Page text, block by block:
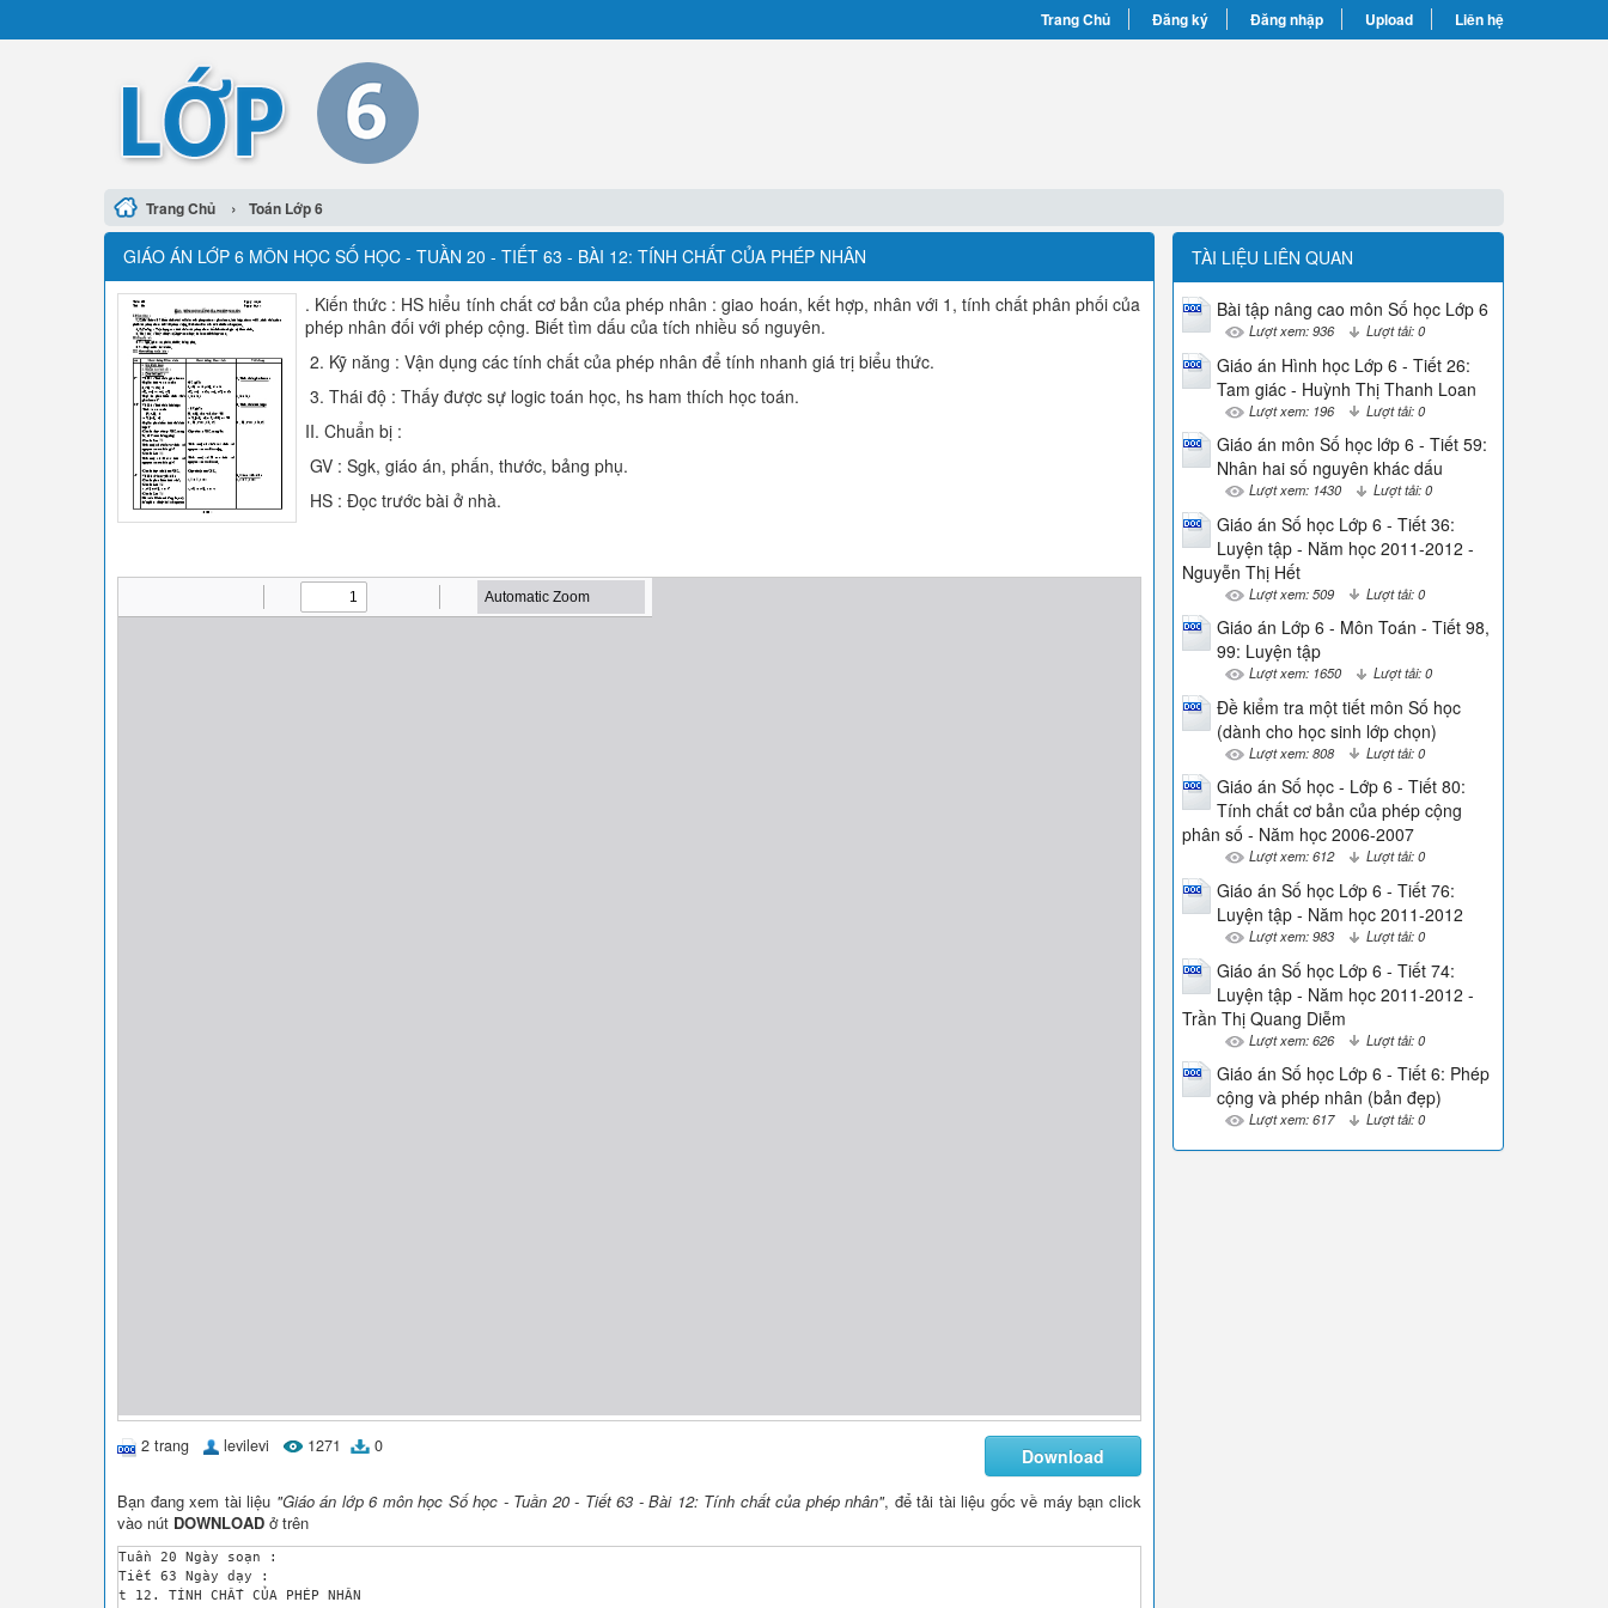
Trang Chủ Đăng ký Đăng nhập Upload Liên hệ
Trang Chủ › Toán Lớp 6
GIÁO ÁN LỚP 6 MÔN HỌC SỐ HỌC - TUẦN 20 - TIẾT 63 - BÀI 12: TÍNH CHẤT CỦA PHÉP NHÂN
. Kiến thức : HS hiểu tính chất cơ bản của phép nhân : giao hoán, kết hợp, nhân với 1, tính chất phân phối của
phép nhân đối với phép cộng. Biết tìm dấu của tích nhiều số nguyên.
2. Kỹ năng : Vận dụng các tính chất của phép nhân để tính nhanh giá trị biểu thức.
3. Thái độ : Thấy được sự logic toán học, hs ham thích học toán.
II. Chuẩn bị :
GV : Sgk, giáo án, phấn, thước, bảng phụ.
HS : Đọc trước bài ở nhà.
2 trang levilevi 1271 0 Download
Bạn đang xem tài liệu "Giáo án lớp 6 môn học Số học - Tuần 20 - Tiết 63 - Bài 12: Tính chất của phép nhân", để tải tài liệu gốc về máy bạn click
vào nút DOWNLOAD ở trên
Tuần 20	Ngày soạn :
Tiết 63	Ngày dạy :
t 12. TÍNH CHẤT CỦA PHÉP NHÂN
TÀI LIỆU LIÊN QUAN
Bài tập nâng cao môn Số học Lớp 6
Lượt xem: 936 Lượt tải: 0
Giáo án Hình học Lớp 6 - Tiết 26:
Tam giác - Huỳnh Thị Thanh Loan
Lượt xem: 196 Lượt tải: 0
Giáo án môn Số học lớp 6 - Tiết 59:
Nhân hai số nguyên khác dấu
Lượt xem: 1430 Lượt tải: 0
Giáo án Số học Lớp 6 - Tiết 36:
Luyện tập - Năm học 2011-2012 -
Nguyễn Thị Hết
Lượt xem: 509 Lượt tải: 0
Giáo án Lớp 6 - Môn Toán - Tiết 98,
99: Luyện tập
Lượt xem: 1650 Lượt tải: 0
Đề kiểm tra một tiết môn Số học
(dành cho học sinh lớp chọn)
Lượt xem: 808 Lượt tải: 0
Giáo án Số học - Lớp 6 - Tiết 80:
Tính chất cơ bản của phép cộng
phân số - Năm học 2006-2007
Lượt xem: 612 Lượt tải: 0
Giáo án Số học Lớp 6 - Tiết 76:
Luyện tập - Năm học 2011-2012
Lượt xem: 983 Lượt tải: 0
Giáo án Số học Lớp 6 - Tiết 74:
Luyện tập - Năm học 2011-2012 -
Trần Thị Quang Diễm
Lượt xem: 626 Lượt tải: 0
Giáo án Số học Lớp 6 - Tiết 6: Phép
cộng và phép nhân (bản đẹp)
Lượt xem: 617 Lượt tải: 0